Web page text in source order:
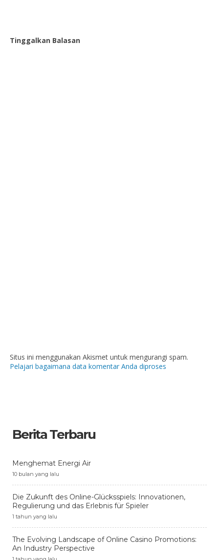
Tinggalkan Balasan
Situs ini menggunakan Akismet untuk mengurangi spam.
Pelajari bagaimana data komentar Anda diproses
Berita Terbaru
Menghemat Energi Air
10 bulan yang lalu
Die Zukunft des Online-Glücksspiels: Innovationen,
Regulierung und das Erlebnis für Spieler
1 tahun yang lalu
The Evolving Landscape of Online Casino Promotions:
An Industry Perspective